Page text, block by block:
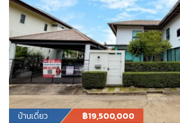
บ้านเดี่ยว ฿19,500,000